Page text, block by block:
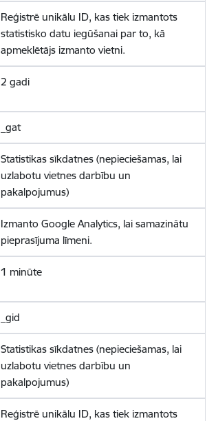
Reģistrē unikālu ID, kas tiek izmantots
statistisko datu iegūšanai par to, kā
apmeklētājs izmanto vietni.
2 gadi
_gat
Statistikas sīkdatnes (nepieciešamas, lai
uzlabotu vietnes darbību un
pakalpojumus)
Izmanto Google Analytics, lai samazinātu
pieprasījuma līmeni.
1 minūte
_gid
Statistikas sīkdatnes (nepieciešamas, lai
uzlabotu vietnes darbību un
pakalpojumus)
Reģistrē unikālu ID, kas tiek izmantots